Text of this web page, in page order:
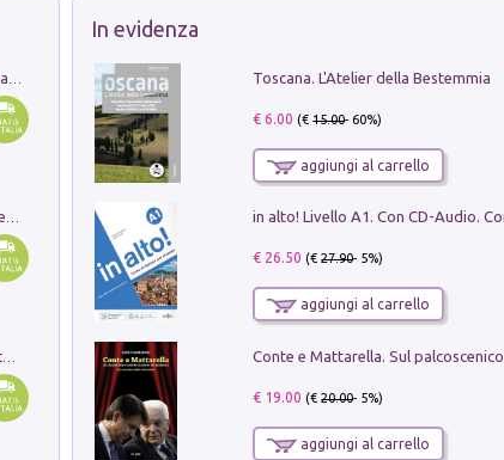
Ricerche dei dottorandi in storia dell'arte della Sapienza
I monumenti funerari del Lazio antico. Con cartella con tavole
In evidenza
Toscana. L'Atelier della Bestemmia
€ 6.00 (€15.00- 60%)
aggiungi al carrello
€ 26.50 (€27.90- 5%)
aggiungi al carrello
€ 19.00 (€20.00- 5%)
aggiungi al carrello